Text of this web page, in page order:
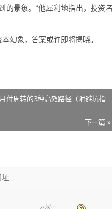
的景象。”他犀利地指出，投资
幻象，答案或许即将揭晓。
付周转的3种高效路径（附避坑指
下一篇 »